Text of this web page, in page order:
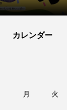
カレンダー
月 火